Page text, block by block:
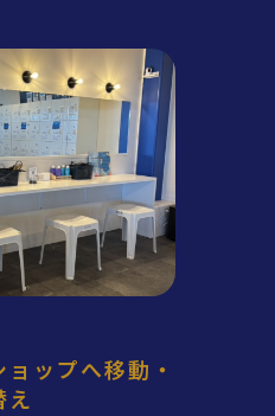
ップへ移動・
え